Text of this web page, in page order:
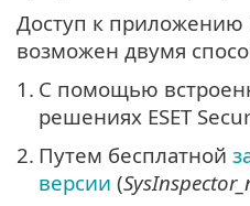
Доступ к приложению
возможен двумя
1. С помощью
решениях ESET
2. Путем бесплатной
версии (